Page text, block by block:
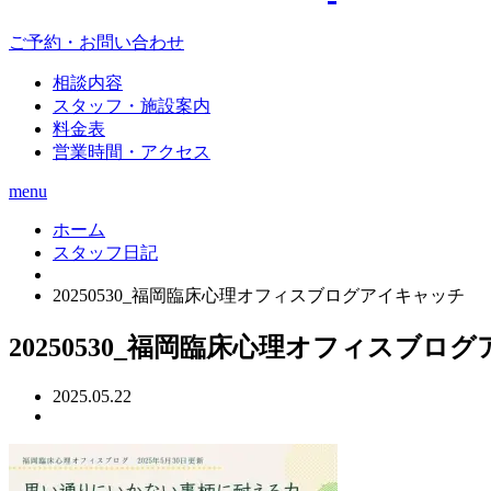
ご予約・お問い合わせ
相談内容
スタッフ・施設案内
料金表
営業時間・アクセス
menu
ホーム
スタッフ日記
20250530_福岡臨床心理オフィスブログアイキャッチ
20250530_福岡臨床心理オフィスブログ
2025.05.22